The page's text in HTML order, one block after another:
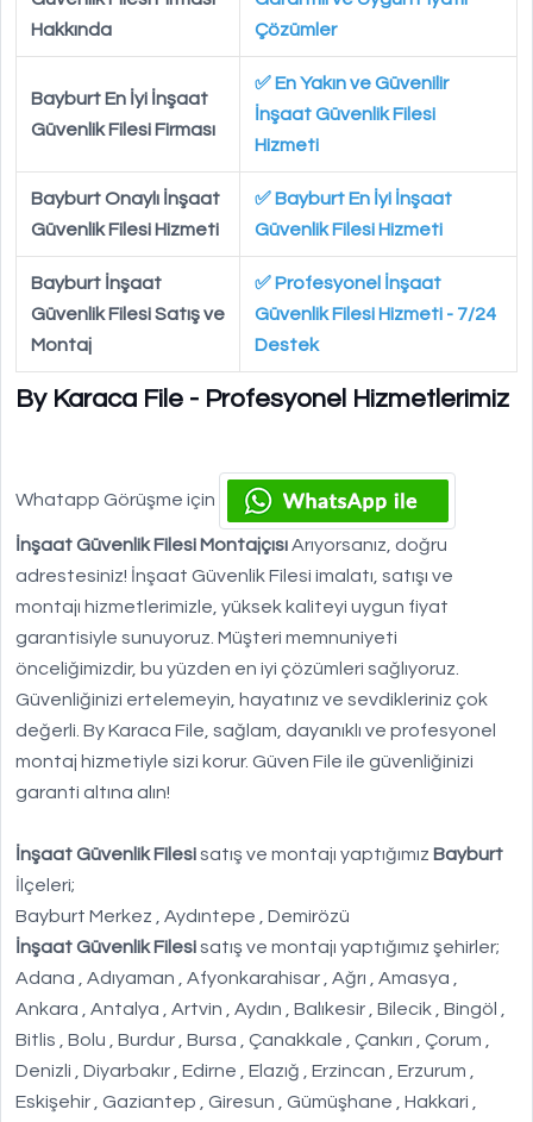
By Karaca File - Profesyonel Hizmetlerimiz
Hakkında
Çözümler
Bayburt En İyi İnşaat
Güvenlik Filesi Firması
✅ En Yakın ve Güvenilir
İnşaat Güvenlik Filesi
Hizmeti
Bayburt Onaylı İnşaat
Güvenlik Filesi Hizmeti
✅ Bayburt En İyi İnşaat
Güvenlik Filesi Hizmeti
Bayburt İnşaat
Güvenlik Filesi Satış ve
Montaj
✅ Profesyonel İnşaat
Güvenlik Filesi Hizmeti - 7/24
Destek
Whatapp Görüşme için
İnşaat Güvenlik Filesi MontajçısıArıyorsanız, doğru
adrestesiniz! İnşaat Güvenlik Filesi imalatı, satışı ve
montajı hizmetlerimizle, yüksek kaliteyi uygun fiyat
garantisiyle sunuyoruz. Müşteri memnuniyeti
önceliğimizdir, bu yüzden en iyi çözümleri sağlıyoruz.
Güvenliğinizi ertelemeyin, hayatınız ve sevdikleriniz çok
değerli. By Karaca File, sağlam, dayanıklı ve profesyonel
montaj hizmetiyle sizi korur. Güven File ile güvenliğinizi
garanti altına alın!
İnşaat Güvenlik Filesisatış ve montajı yaptığımız Bayburt
İlçeleri;
Bayburt Merkez , Aydıntepe , Demirözü
İnşaat Güvenlik Filesisatış ve montajı yaptığımız şehirler;
Adana , Adıyaman , Afyonkarahisar , Ağrı , Amasya ,
Ankara , Antalya , Artvin , Aydın , Balıkesir , Bilecik , Bingöl ,
Bitlis , Bolu , Burdur , Bursa , Çanakkale , Çankırı , Çorum ,
Denizli , Diyarbakır , Edirne , Elazığ , Erzincan , Erzurum ,
Eskişehir , Gaziantep , Giresun , Gümüşhane , Hakkari ,